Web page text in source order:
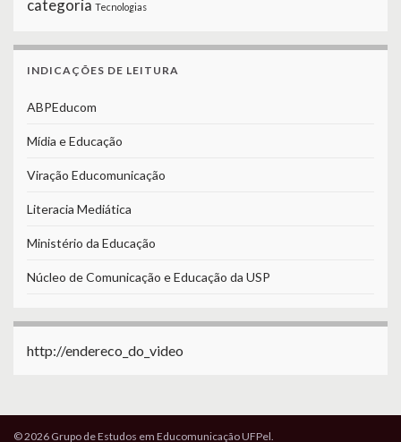
categoria Tecnologias
INDICAÇÕES DE LEITURA
ABPEducom
Mídia e Educação
Viração Educomunicação
Literacia Mediática
Ministério da Educação
Núcleo de Comunicação e Educação da USP
http://endereco_do_video
© 2026 Grupo de Estudos em Educomunicação UFPel.